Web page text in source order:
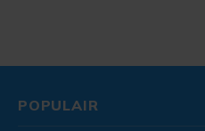
POPULAIR